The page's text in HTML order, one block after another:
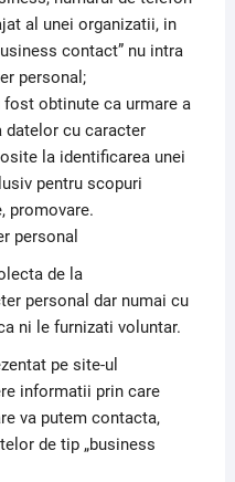
al unei organizatii, in
contact” nu intra
personal;
obtinute ca urmare a
datelor cu caracter
la identificarea unei
pentru scopuri
promovare.
personal
de la
personal dar numai cu
ni le furnizati voluntar.
pe site-ul
informatii prin care
va putem contacta,
de tip „business